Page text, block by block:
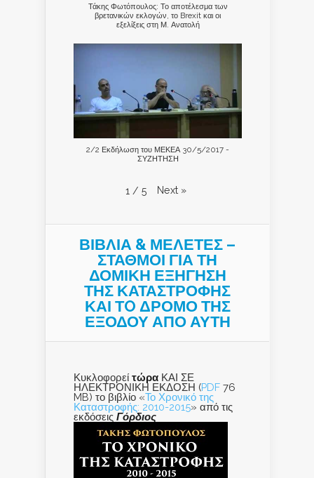
Τάκης Φωτόπουλος: Το αποτέλεσμα των
βρετανικών εκλογών, το Brexit και οι
εξελίξεις στη Μ. Ανατολή
2/2 Εκδήλωση του ΜΕΚΕΑ 30/5/2017 -
ΣΥΖΗΤΗΣΗ
1 / 5 Next »
ΒΙΒΛΙΑ & ΜΕΛΕΤΕΣ –
ΣΤΑΘΜΟΙ ΓΙΑ ΤΗ
ΔΟΜΙΚΗ ΕΞΗΓΗΣΗ
ΤΗΣ ΚΑΤΑΣΤΡΟΦΗΣ
ΚΑΙ ΤO ΔΡΟΜΟ ΤΗΣ
ΕΞΟΔΟΥ ΑΠΟ ΑΥΤΗ
Κυκλοφορεί τώρα ΚΑΙ ΣΕ
ΗΛΕΚΤΡΟΝΙΚΗ ΕΚΔΟΣΗ (PDF 76
MB) το βιβλίο «Το Χρονικό της
Καταστροφής: 2010-2015» από τις
εκδόσεις Γόρδιος